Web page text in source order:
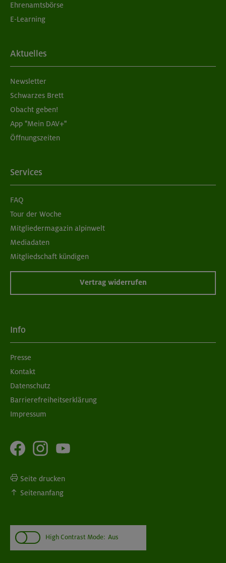
Ehrenamtsbörse
E-Learning
Aktuelles
Newsletter
Schwarzes Brett
Obacht geben!
App "Mein DAV+"
Öffnungszeiten
Services
FAQ
Tour der Woche
Mitgliedermagazin alpinwelt
Mediadaten
Mitgliedschaft kündigen
Vertrag widerrufen
Info
Presse
Kontakt
Datenschutz
Barrierefreiheitserklärung
Impressum
Seite drucken
Seitenanfang
High Contrast Mode: Aus